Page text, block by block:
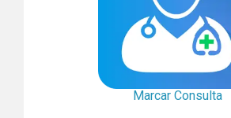
Marcar Consulta